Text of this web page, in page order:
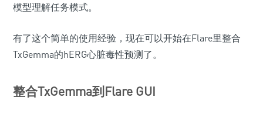
模型理解任务模式。
有了这个简单的使用经验，现在可以开始在Flare里整合
TxGemma的hERG心脏毒性预测了。
整合TxGemma到Flare GUI